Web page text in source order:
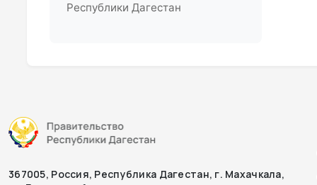
Республики Дагестан
367005, Россия, Республика Дагестан, г. Махачкала,